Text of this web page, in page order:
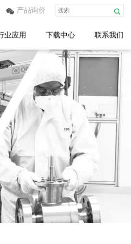
业应用 下载中心 联系我们
产品询价